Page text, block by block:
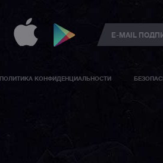
ПОЛИТИКА КОНФИДЕНЦИАЛЬНОСТИ